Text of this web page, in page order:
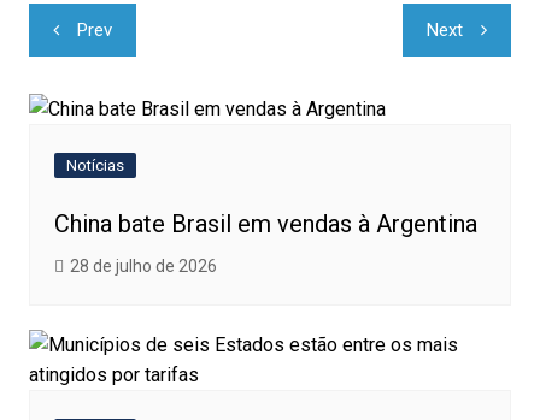
Navegação
de
Post
Prev Next
Notícias
China bate Brasil em vendas à Argentina
28 de julho de 2026